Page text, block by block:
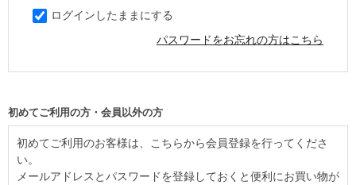
ログインしたままにする
パスワードをお忘れの方はこちら
初めてご利用の方・会員以外の方
初めてご利用のお客様は、こちらから会員登録を行ってくださ
い。
メールアドレスとパスワードを登録しておくと便利にお買い物が